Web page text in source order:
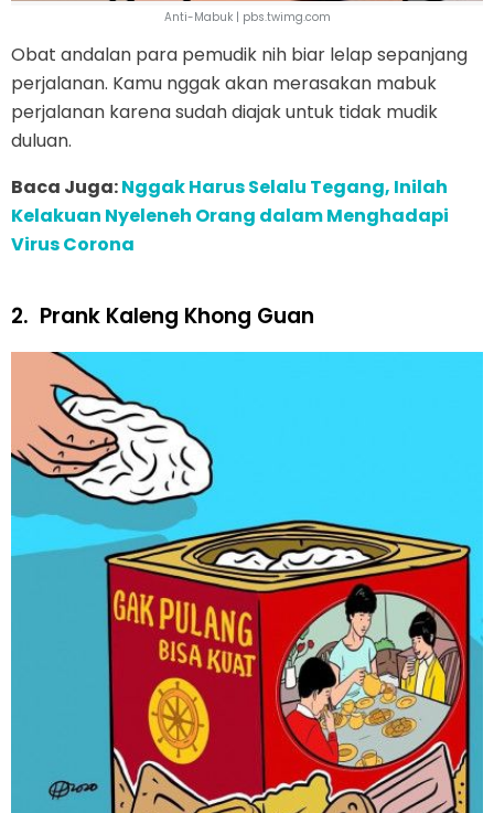
Anti-Mabuk | pbs.twimg.com
Obat andalan para pemudik nih biar lelap sepanjang
perjalanan. Kamu nggak akan merasakan mabuk
perjalanan karena sudah diajak untuk tidak mudik
duluan.
Baca Juga:Nggak Harus Selalu Tegang, Inilah
Kelakuan Nyeleneh Orang dalam Menghadapi
Virus Corona
2. Prank Kaleng Khong Guan